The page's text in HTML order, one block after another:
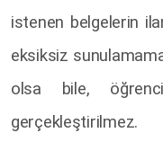
istenen belgelerin
eksiksiz
olsa bile,
gerçekleştirilmez.